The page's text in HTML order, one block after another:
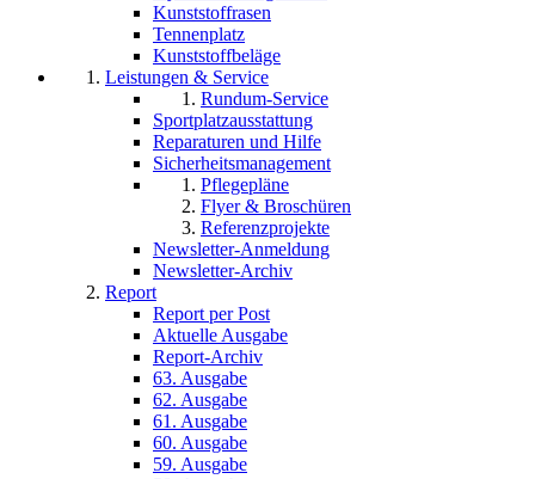
Kunststoffrasen
Tennenplatz
Kunststoffbeläge
Leistungen & Service
Rundum-Service
Sportplatzausstattung
Reparaturen und Hilfe
Sicherheitsmanagement
Pflegepläne
Flyer & Broschüren
Referenzprojekte
Newsletter-Anmeldung
Newsletter-Archiv
Report
Report per Post
Aktuelle Ausgabe
Report-Archiv
63. Ausgabe
62. Ausgabe
61. Ausgabe
60. Ausgabe
59. Ausgabe